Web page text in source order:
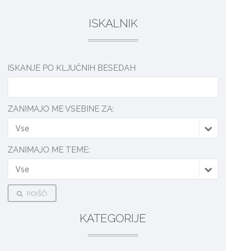
ISKALNIK
ISKANJE PO KLJUČNIH BESEDAH
ZANIMAJO ME VSEBINE ZA:
Vse
ZANIMAJO ME TEME:
Vse
POIŠČI
KATEGORIJE